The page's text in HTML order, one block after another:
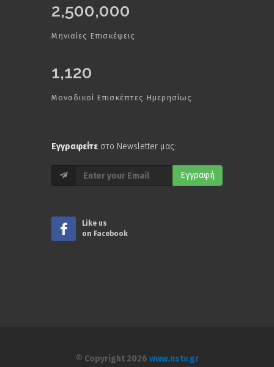
2,500,000
Μηνιαίες Επισκέψεις
1,120
Μοναδικοί Επισκέπτες Ημερησίως
Εγγραφείτε στο Newsletter μας:
Εγγραφή
Like us
on Facebook
© Copyright 2026 www.nstv.gr